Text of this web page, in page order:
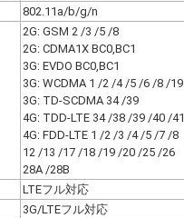
802.11a/b/g/n
2G: GSM 2 /3 /5 /8
2G: CDMA1X BC0,BC1
3G: EVDO BC0,BC1
3G: WCDMA 1 /2 /4 /5 /6 /8 /19
3G: TD-SCDMA 34 /39
4G: TDD-LTE 34 /38 /39 /40 /41
4G: FDD-LTE 1 /2 /3 /4 /5 /7 /8
12 /13 /17 /18 /19 /20 /25 /26
28A /28B
LTEフル対応
3G/LTEフル対応